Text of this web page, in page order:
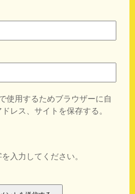
使用するためブラウザーに自
レス、サイトを保存する。
入力してください。